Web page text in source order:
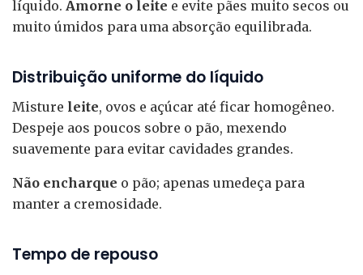
líquido. Amorne o leite e evite pães muito secos ou
muito úmidos para uma absorção equilibrada.
Distribuição uniforme do líquido
Misture leite, ovos e açúcar até ficar homogêneo.
Despeje aos poucos sobre o pão, mexendo
suavemente para evitar cavidades grandes.
Não encharque o pão; apenas umedeça para
manter a cremosidade.
Tempo de repouso